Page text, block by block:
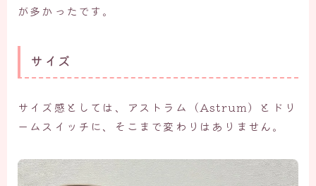
が多かったです。
サイズ
サイズ感としては、アストラム（Astrum）とドリ
ームスイッチに、そこまで変わりはありません。